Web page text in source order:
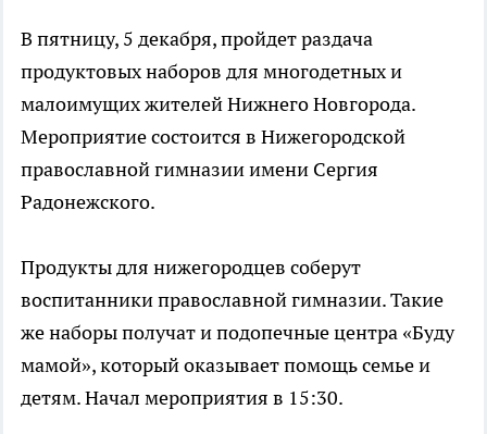
В пятницу, 5 декабря, пройдет раздача
продуктовых наборов для многодетных и
малоимущих жителей Нижнего Новгорода.
Мероприятие состоится в Нижегородской
православной гимназии имени Сергия
Радонежского.
Продукты для нижегородцев соберут
воспитанники православной гимназии. Такие
же наборы получат и подопечные центра «Буду
мамой», который оказывает помощь семье и
детям. Начал мероприятия в 15:30.